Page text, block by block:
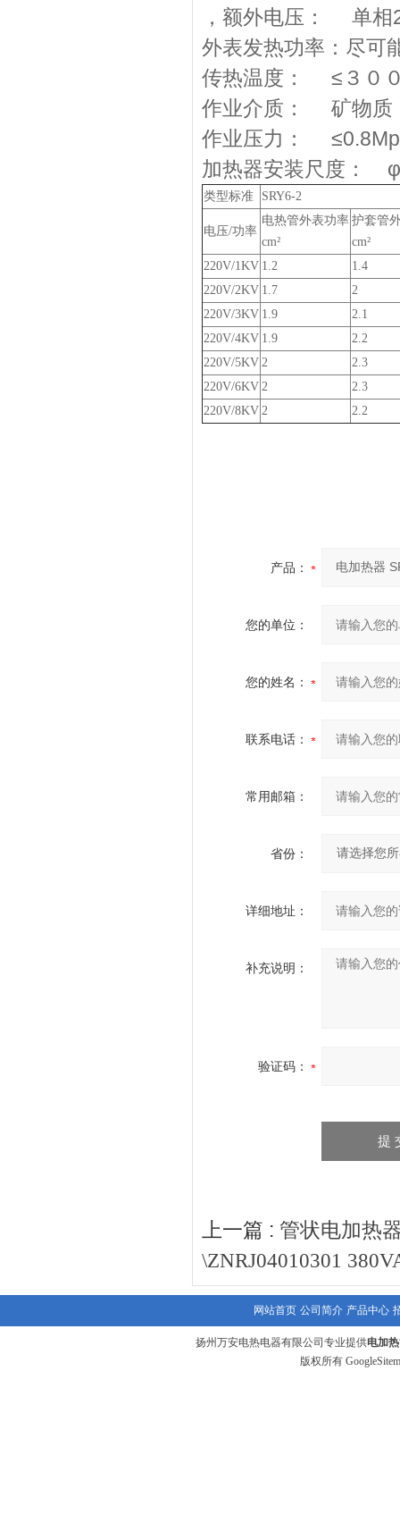
，额外电压： 单
外表发热功率：尽可
传热温度： ≤３０
作业介质： 矿物质
作业压力：
加热器安装尺度：
类型标准 SRY6-2
电压/功率
电热管外表功率
cm²
护套管
cm²
220V/1KV 1.2
1.4
220V/2KV 1.7
2
220V/3KV 1.9
2.1
220V/4KV 1.9
2.2
220V/5KV 2
2.3
220V/6KV 2
2.3
220V/8KV 2 2.2
产品：
您的单位：
您的姓名：
联系电话：
常用邮箱：
省份：
详细地址：
补充说明：
验证码：
上一篇 : 管状电加热
\ZNRJ04010301
网站首页 公司简介 产品中心
扬州万安电热电器有限公司专业提供电加
版权所有